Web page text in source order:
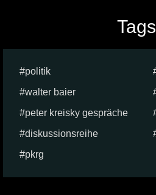
Tags
politik
walter baier
peter kreisky gespräche
diskussionsreihe
pkrg